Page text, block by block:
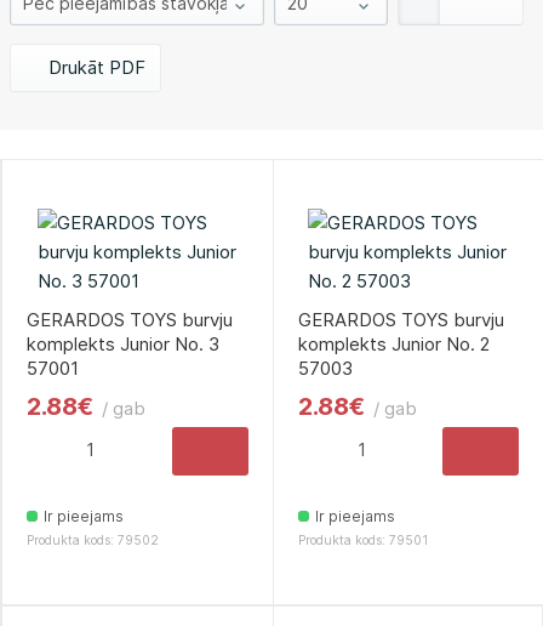
Drukāt PDF
GERARDOS TOYS burvju
komplekts Junior No. 3
57001
2.88€ / gab
Ir pieejams
Produkta kods: 79502
GERARDOS TOYS burvju
komplekts Junior No. 2
57003
2.88€ / gab
Ir pieejams
Produkta kods: 79501